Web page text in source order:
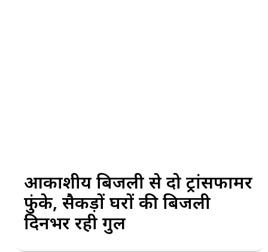
आकाशीय बिजली से दो ट्रांसफार्मर
फुंके, सैकड़ों घरों की बिजली
दिनभर रही गुल